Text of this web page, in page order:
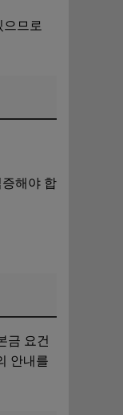
므로
해야 합
금 요건
안내를